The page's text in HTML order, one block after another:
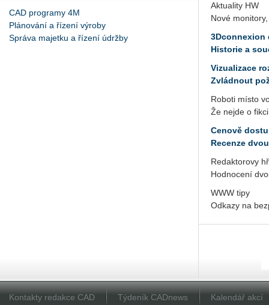
CAD programy 4M
Plánování a řízení výroby
Správa majetku a řízení údržby
Aktuality HW
Nové
3Dconnexion
Historie a
Vizualizace
Zvládnout
Roboti místo
Že nejde o
Cenově
Recenze
Redaktorovy
Hodnocení
WWW tipy
Odkazy na
Kontakty redakce CAD Týdeník CADnews Kalendář akcí